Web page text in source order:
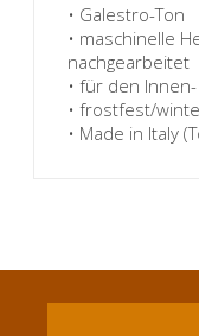
• Galestro-Ton
• maschinelle
nachgearbeitet
• für den
• frostfest/
• Made in Italy